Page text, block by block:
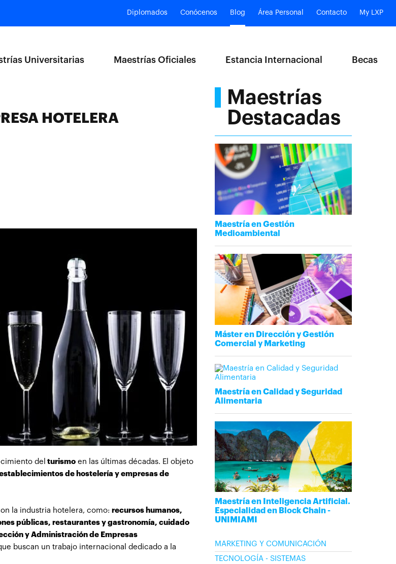
Diplomados Conócenos Blog Área Personal Contacto My LXP
Universitarias Maestrías Oficiales Estancia Internacional Becas
HOTELERA
del turismo en las últimas décadas. El objeto
de hostelería y empresas de
la industria hotelera, como: recursos humanos,
públicas, restaurantes y gastronomía, cuidado
y Administración de Empresas
buscan un trabajo internacional dedicado a la
Maestrías
Destacadas
Maestría en Gestión
Medioambiental
Máster en Dirección y Gestión
Comercial y Marketing
Maestría en Calidad y Seguridad
Alimentaria
Maestría en Inteligencia Artificial.
Especialidad en Block Chain -
UNIMIAMI
MARKETING Y COMUNICACIÓN
TECNOLOGÍA - SISTEMAS